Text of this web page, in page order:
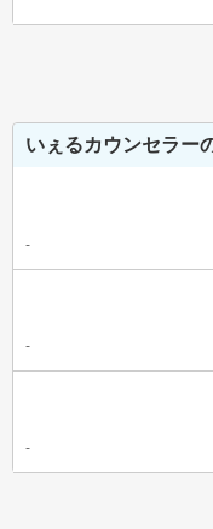
いぇるカウンセラー
-
-
-